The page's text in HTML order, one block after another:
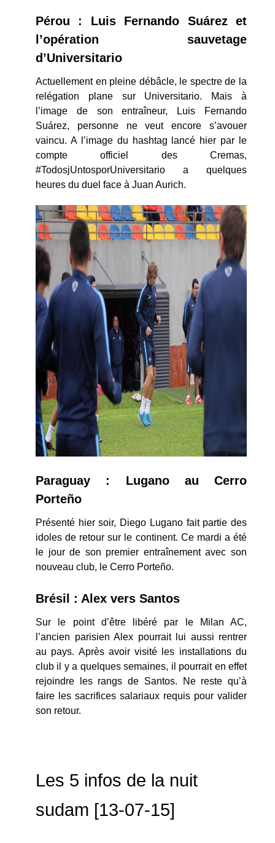
Pérou : Luis Fernando Suárez et
l’opération sauvetage
d’Universitario
Actuellement en pleine débâcle, le spectre de la
relégation plane sur Universitario. Mais à
l’image de son entraîneur, Luis Fernando
Suárez, personne ne veut encore s’avouer
vaincu. A l’image du hashtag lancé hier par le
compte officiel des Cremas,
#TodosjUntosporUniversitario a quelques
heures du duel face à Juan Aurich.
Paraguay : Lugano au Cerro
Porteño
Présenté hier soir, Diego Lugano fait partie des
idoles de retour sur le continent. Ce mardi a été
le jour de son premier entraînement avec son
nouveau club, le Cerro Porteño.
Brésil : Alex vers Santos
Sur le point d’être libéré par le Milan AC,
l’ancien parisien Alex pourrait lui aussi rentrer
au pays. Après avoir visité les installations du
club il y a quelques semaines, il pourrait en effet
rejoindre les rangs de Santos. Ne reste qu’à
faire les sacrifices salariaux requis pour valider
son retour.
Les 5 infos de la nuit
sudam [13-07-15]